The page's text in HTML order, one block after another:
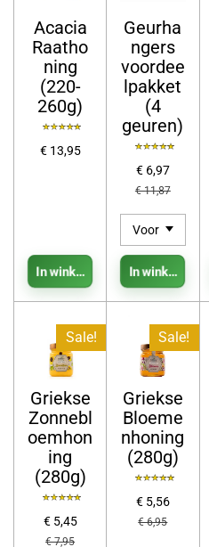
Acacia
Raatho
ning
(220-
260g)
€ 13,95
In winkelwagen
Geurha
ngers
voordee
lpakket
(4
geuren)
€ 6,97
€ 11,87
In winkelwagen
Sale!
Griekse
Zonnebl
oemhon
ing
(280g)
€ 5,45
€ 7,95
Sale!
Griekse
Bloeme
nhoning
(280g)
€ 5,56
€ 6,95